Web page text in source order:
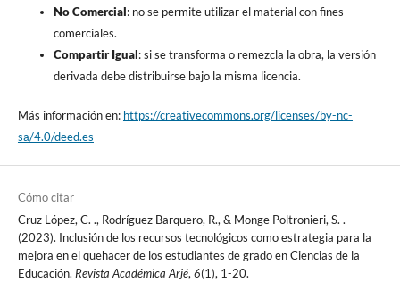
No Comercial: no se permite utilizar el material con fines
comerciales.
Compartir Igual: si se transforma o remezcla la obra, la versión
derivada debe distribuirse bajo la misma licencia.
Más información en: https://creativecommons.org/licenses/by-nc-
sa/4.0/deed.es
Cómo citar
Cruz López, C. ., Rodríguez Barquero, R., & Monge Poltronieri, S. .
(2023). Inclusión de los recursos tecnológicos como estrategia para la
mejora en el quehacer de los estudiantes de grado en Ciencias de la
Educación. Revista Académica Arjé, 6(1), 1-20.